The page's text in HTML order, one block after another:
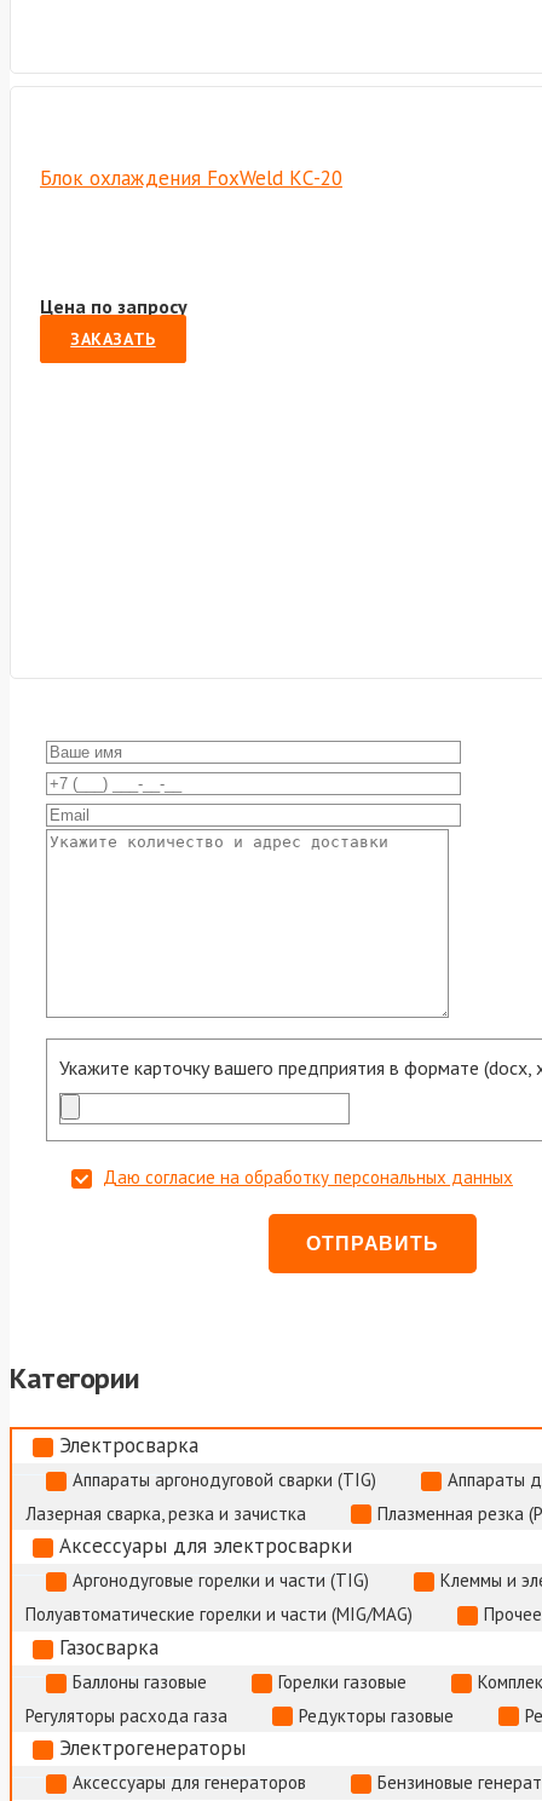
Блок охлаждения FoxWeld КС-20
Цена по запросу
ЗАКАЗАТЬ
Укажите карточку вашего предприятия в формате (docx,
Даю согласие на обработку персональных данных
Категории
Электросварка
Аппараты аргонодуговой сварки (TIG)
Аппараты
Лазерная сварка, резка и зачистка
Плазменная резка
Аксессуары для электросварки
Аргонодуговые горелки и части (TIG)
Клеммы и
Полуавтоматические горелки и части (MIG/MAG)
Газосварка
Баллоны газовые Горелки газовые
Регуляторы расхода газа
Редукторы газовые
Электрогенераторы
Аксессуары для генераторов Бензиновые